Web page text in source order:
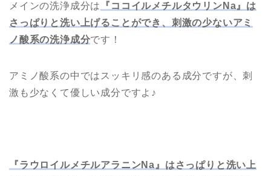
メインの洗浄成分は
『ココイルメチルタウリンNa』は
さっぱりと洗い上げることができ、 刺激の少ないアミ
ノ酸系の洗浄成分です！
アミノ酸系の中ではスッキリ感のある成分ですが、刺
激も少なくて優しい成分ですよ♪
『ラウロイルメチルアラニンNa』はさっぱりと洗い上